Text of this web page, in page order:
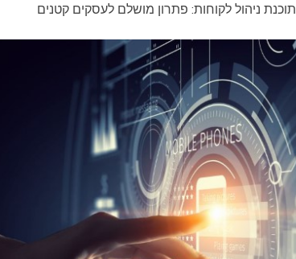
תוכנת ניהול לקוחות: פתרון מושלם לעסקים קטנים